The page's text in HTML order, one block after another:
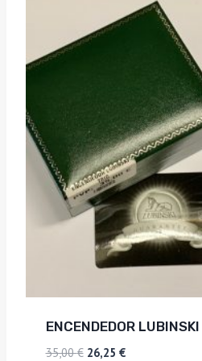
ENCENDEDOR
35,00€ El
26,25 €El